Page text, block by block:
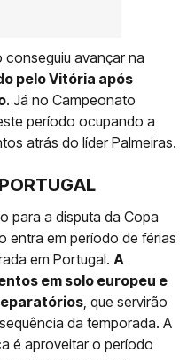
avançar na
pelo Vitória após
. Já no Campeonato
período ocupando a
atrás do líder Palmeiras.
para a disputa da Copa
entra em período de férias
em Portugal. A
em solo europeu e
, que servirão
da temporada. A
é aproveitar o período